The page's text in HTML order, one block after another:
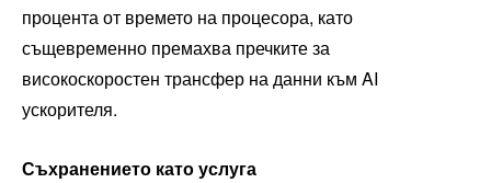
процента от времето на процесора, като
същевременно премахва пречките за
високоскоростен трансфер на данни към AI
ускорителя.
Съхранението като услуга